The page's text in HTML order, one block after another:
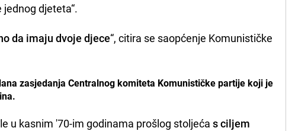
djeteta“.
da imaju dvoje djece“, citira se saopćenje Komunističke
zasjedanja Centralnog komiteta Komunističke partije koji je
u kasnim '70-im godinama prošlog stoljećas ciljem